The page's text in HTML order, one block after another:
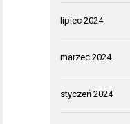
lipiec 2024
marzec 2024
styczeń 2024